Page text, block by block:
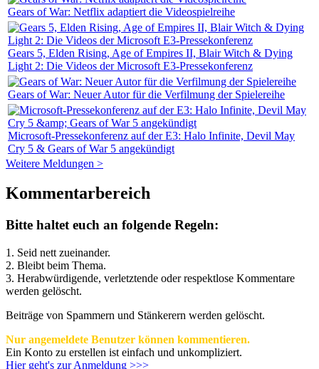
Gears of War: Netflix adaptiert die Videospielreihe
Gears 5, Elden Rising, Age of Empires II, Blair Witch & Dying
Light 2: Die Videos der Microsoft E3-Pressekonferenz
Gears of War: Neuer Autor für die Verfilmung der Spielereihe
Microsoft-Pressekonferenz auf der E3: Halo Infinite, Devil May
Cry 5 & Gears of War 5 angekündigt
Weitere Meldungen >
Kommentarbereich
Bitte haltet euch an folgende Regeln:
1. Seid nett zueinander.
2. Bleibt beim Thema.
3. Herabwürdigende, verletztende oder respektlose Kommentare
werden gelöscht.
Beiträge von Spammern und Stänkerern werden gelöscht.
Nur angemeldete Benutzer können kommentieren.
Ein Konto zu erstellen ist einfach und unkompliziert.
Hier geht's zur Anmeldung >>>